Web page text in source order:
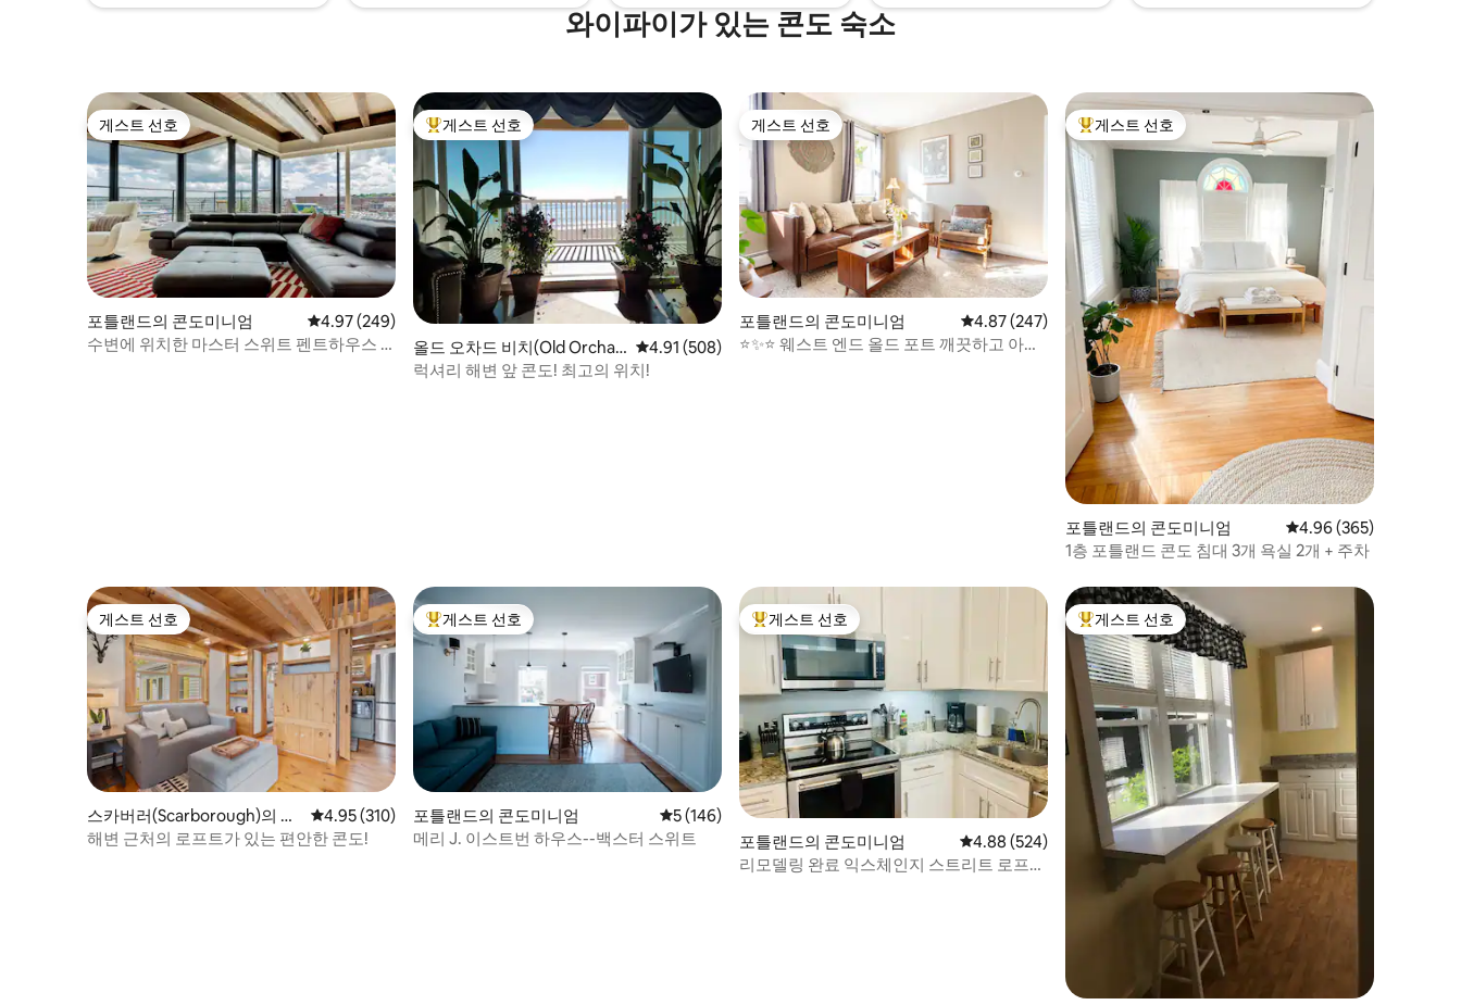
와이파이가 있는 콘도 숙소
게스트 선호
게스트 선호
포틀랜드의 콘도미니엄 평점 4.97점(5점 만점), 후기 249개
4.97 (249)
수변에 위치한 마스터 스위트 펜트하우스 2
상위 게스트 선호
게스트 선호
올드 오차드 비치(Old Orchar
d Beach)의 콘도미니엄
평점 4.91점(5점 만점), 후기 508개
4.91 (508)
럭셔리 해변 앞 콘도! 최고의 위치!
게스트 선호
게스트 선호
포틀랜드의 콘도미니엄 평점 4.87점(5점 만점), 후기 247개
4.87 (247)
⭐️✨⭐️ 웨스트 엔드 올드 포트 깨끗하고 아늑
상위 게스트 선호
게스트 선호
포틀랜드의 콘도미니엄 평점 4.96점(5점 만점),
4.96 (365)
1층 포틀랜드 콘도 침대 3개 욕실 2개 + 주차
게스트 선호
게스트 선호
스카버러(Scarborough)의 콘
도미니엄
평점 4.95점(5점 만점), 후기 310개
4.95 (310)
해변 근처의 로프트가 있는 편안한 콘도!
상위 게스트 선호
게스트 선호
포틀랜드의 콘도미니엄 평점 5점(5점 만점), 후기 146개
5 (146)
메리 J. 이스트번 하우스--백스터 스위트
상위 게스트 선호
게스트 선호
포틀랜드의 콘도미니엄 평점 4.88점(5점 만점), 후기 524개
4.88 (524)
리모델링 완료 익스체인지 스트리트 로프
상위 게스트 선호
게스트 선호